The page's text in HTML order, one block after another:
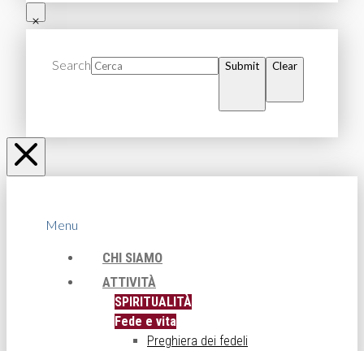
Search Submit Clear
Menu
CHI SIAMO
ATTIVITÀ
SPIRITUALITÀ
Fede e vita
Preghiera dei fedeli